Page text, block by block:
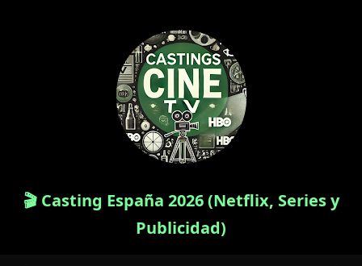
🎬 Casting España 2026 (Netflix, Series y
Publicidad)